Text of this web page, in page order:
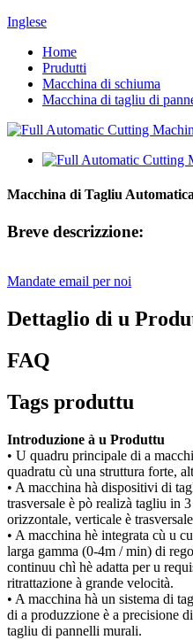
Inglese
Home
Prudutti
Macchina di schiuma
Macchina di tagliu di
Macchina di Tagliu
Breve descrizzione:
Mandate email per noi
Dettaglio di u
FAQ
Tags produttu
Introduzione à u Produttu
• U quadru principale di a
quadratu cù una struttura forte,
• A macchina hà dispositivi di
trasversale è pò realizà tagliu in
orizzontale, verticale è
• A macchina hè integrata cù u
larga gamma (0-4m / min) di
continuu chì hè adatta per u
ritrattazione à grande velocità.
• A macchina hà un sistema di
di a produzzione è a precisione
tagliu di pannelli murali.